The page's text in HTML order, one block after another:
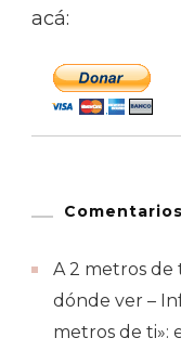
acá:
A 2 metros
dónde ver –
metros de ti»: